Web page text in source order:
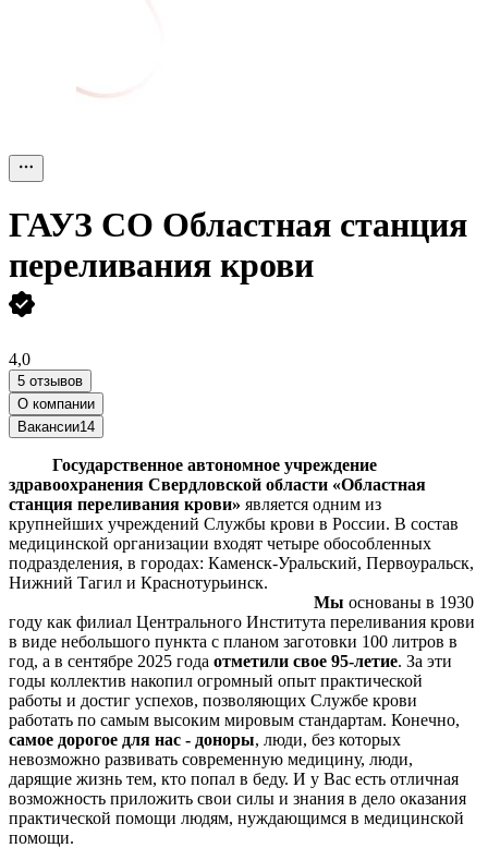
ГАУЗ СО Областная станция
переливания крови
4,0
5 отзывов
О компании
Вакансии14
Государственное автономное учреждение
здравоохранения Свердловской области «Областная
станция переливания крови» является одним из
крупнейших учреждений Службы крови в России. В состав
медицинской организации входят четыре обособленных
подразделения, в городах: Каменск-Уральский, Первоуральск,
Нижний Тагил и Краснотурьинск.
Мы основаны в 1930
году как филиал Центрального Института переливания крови
в виде небольшого пункта с планом заготовки 100 литров в
год, а в сентябре 2025 года отметили свое 95-летие. За эти
годы коллектив накопил огромный опыт практической
работы и достиг успехов, позволяющих Службе крови
работать по самым высоким мировым стандартам. Конечно,
самое дорогое для нас - доноры, люди, без которых
невозможно развивать современную медицину, люди,
дарящие жизнь тем, кто попал в беду. И у Вас есть отличная
возможность приложить свои силы и знания в дело оказания
практической помощи людям, нуждающимся в медицинской
помощи.